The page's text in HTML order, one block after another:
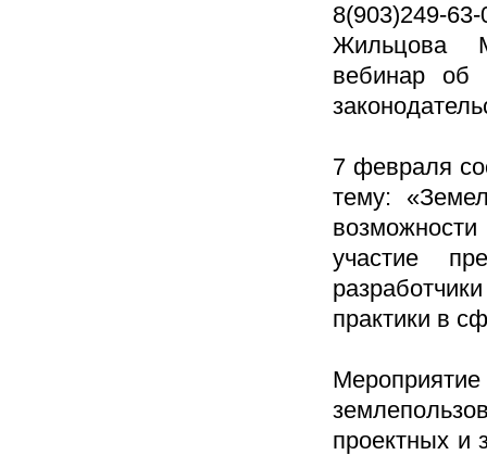
8(903)249-
Жильцова
вебинар об
7 февраля
тему:
участие
практики в
проектных и